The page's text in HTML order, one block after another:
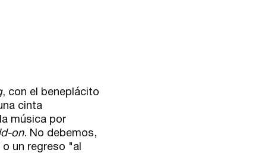
, con el beneplácito
cinta
música por
on. No debemos,
un regreso "al